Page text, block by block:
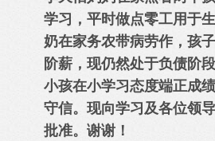
学习，平时做点零工用于
奶在家务农带病劳作，孩
阶薪，现仍然处于负债阶
小孩在小学习态度端正成
守信。现向学习及各位领
批准。谢谢！